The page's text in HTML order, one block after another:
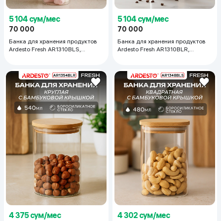
5 104 сум/мес
70 000
Банка для хранения продуктов
Ardesto Fresh AR1310BLS,
5 104 сум/мес
70 000
Банка для хранения продуктов
Ardesto Fresh AR1310BLR,
4 375 сум/мес 4 302 сум/мес